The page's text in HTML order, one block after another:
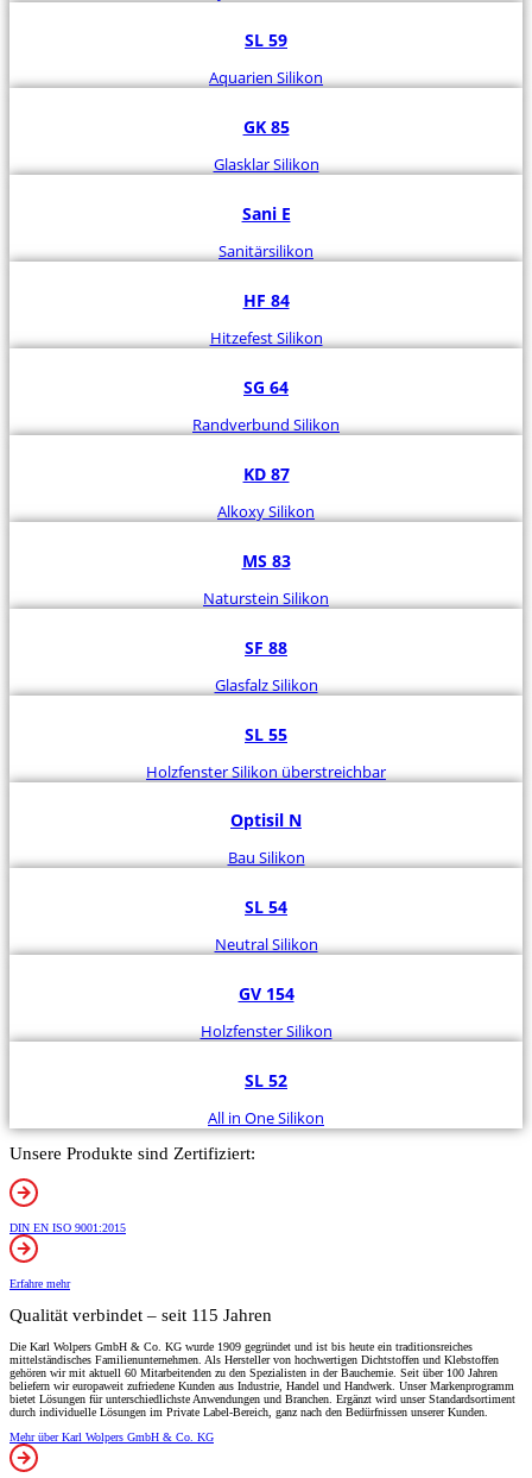
SL 59
Aquarien Silikon
GK 85
Glasklar Silikon
Sani E
Sanitärsilikon
HF 84
Hitzefest Silikon
SG 64
Randverbund Silikon
KD 87
Alkoxy Silikon
MS 83
Naturstein Silikon
SF 88
Glasfalz Silikon
SL 55
Holzfenster Silikon überstreichbar
Optisil N
Bau Silikon
SL 54
Neutral Silikon
GV 154
Holzfenster Silikon
SL 52
All in One Silikon
Unsere Produkte sind Zertifiziert:
DIN EN ISO 9001:2015
Erfahre mehr
Qualität verbindet – seit 115 Jahren
Die Karl Wolpers GmbH & Co. KG wurde 1909 gegründet und ist bis heute ein traditionsreiches
mittelständisches Familienunternehmen. Als Hersteller von hochwertigen Dichtstoffen und Klebstoffen
gehören wir mit aktuell 60 Mitarbeitenden zu den Spezialisten in der Bauchemie. Seit über 100 Jahren
beliefern wir europaweit zufriedene Kunden aus Industrie, Handel und Handwerk. Unser Markenprogramm
bietet Lösungen für unterschiedlichste Anwendungen und Branchen. Ergänzt wird unser Standardsortiment
durch individuelle Lösungen im Private Label-Bereich, ganz nach den Bedürfnissen unserer Kunden.
Mehr über Karl Wolpers GmbH & Co. KG